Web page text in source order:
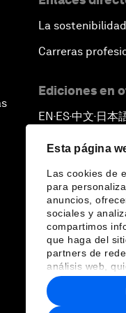
Esta página
Las cookies de
para
anuncios,
sociales y
compartimos
que haga del
partners de
análisis web,
combinarla con
haya
recopilado a
La
Carreras
Ediciones en
EN ▪ ES▪中文▪ 日本